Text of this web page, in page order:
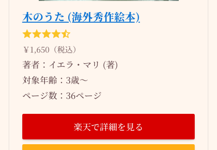
木のうた (海外秀作絵本)
￥1,650（税込）
著者：イエラ・マリ (著)
対象年齢：3歳～
ページ数：36ページ
楽天で詳細を見る